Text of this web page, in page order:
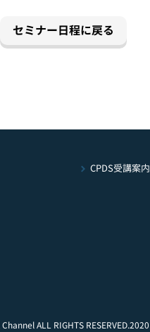
セミナー日程に戻る
CPDS受講案内
ALL RIGHTS RESERVED.2020